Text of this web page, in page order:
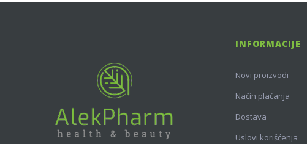
INFORMACIJE
Novi proizvodi
Način plaćanja
Dostava
Uslovi korišćenja